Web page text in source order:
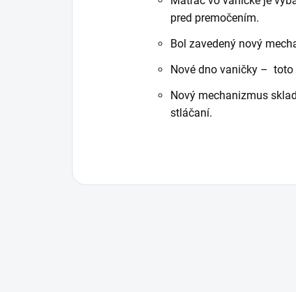
pred premočením.
Bol zavedený nový
Nové dno vaničky –
Nový mechanizmus
stláčaní.